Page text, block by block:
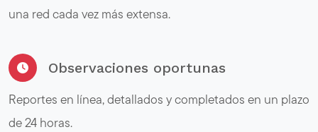
una red cada vez más extensa.
Observaciones oportunas
Reportes en línea, detallados y completados en un plazo
de 24 horas.